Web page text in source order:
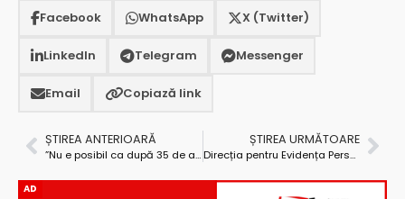
Facebook WhatsApp X (Twitter)
LinkedIn Telegram Messenger
Email Copiază link
ȘTIREA ANTERIOARĂ
”Nu e posibil ca după 35 de ani de la căderea regimului comunist o masă mare de români să regrete un regim totalitar, care ne-a condus prin minciună, hoție, frică și opresiune”
ȘTIREA URMĂTOARE
Direcția pentru Evidența Persoanelor a Municipiului Pitești program special în week-end
AD